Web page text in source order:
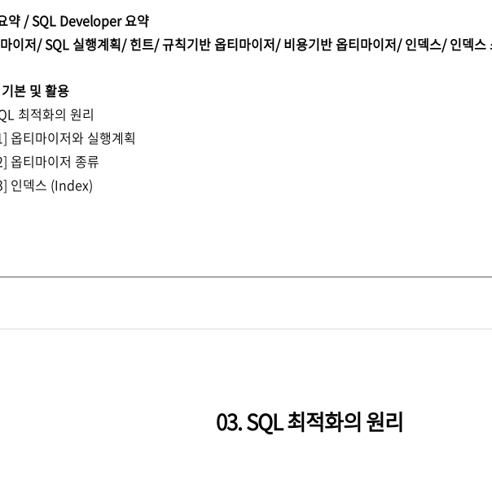
약 / SQL Developer 요약
이저/ SQL 실행계획/ 힌트/ 규칙기반 옵티마이저/ 비용기반 옵티마이저/ 인덱스/ 인덱스
본 및 활용
최적화의 원리
마이저와 실행계획
티마이저 종류
덱스 (Index)
03. SQL 최적화의 원리